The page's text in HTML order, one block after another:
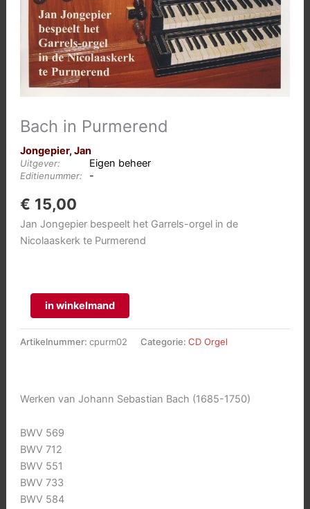
Bach in Purmerend
Jongepier, Jan
Uitgever: Eigen beheer
Editienummer: -
€ 15,00
Jan Jongepier bespeelt het Garrels-orgel in de
Nicolaaskerk te Purmerend
in winkelmand
Artikelnummer: cpurm02 Categorie: CD Orgel
Werken van Johann Sebastian Bach (1685-1750)
BWV 569
BWV 712
BWV 551
BWV 733
BWV 584